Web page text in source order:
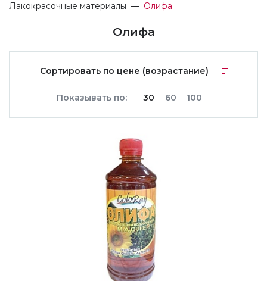
Лакокрасочные материалы
Олифа
Олифа
Сортировать по цене (возрастание)
Показывать по: 30 60 100